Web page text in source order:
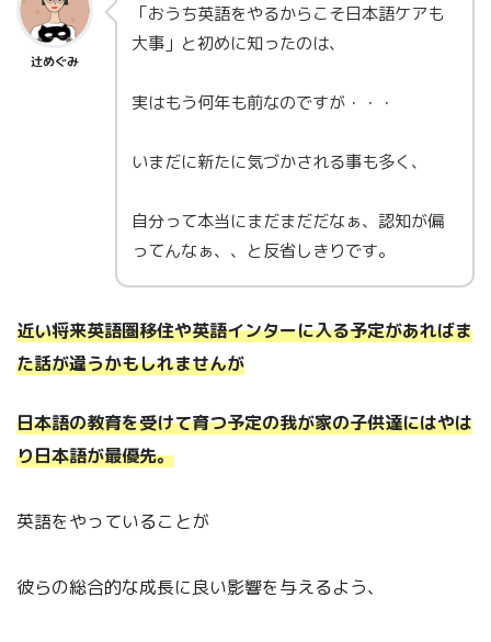
辻めぐみ
「おうち英語をやるからこそ日本語ケアも
大事」と初めに知ったのは、
実はもう何年も前なのですが・・・
いまだに新たに気づかされる事も多く、
自分って本当にまだまだだなぁ、認知が偏
ってんなぁ、、と反省しきりです。
近い将来英語圏移住や英語インターに入る予定があればま
た話が違うかもしれませんが
日本語の教育を受けて育つ予定の我が家の子供達にはやは
り日本語が最優先。
英語をやっていることが
彼らの総合的な成長に良い影響を与えるよう、